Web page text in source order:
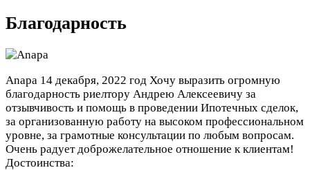
Благодарность
Anapa 14 декабря, 2022 год Хочу выразить огромную
благодарность риелтору Андрею Алексеевичу за
отзывчивость и помощь в проведении Ипотечных сделок,
за организованную работу на высоком профессиональном
уровне, за грамотные консультации по любым вопросам.
Очень радует доброжелательное отношение к клиентам!
Достоинства: